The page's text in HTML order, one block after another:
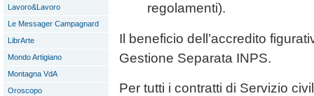
Lavoro&Lavoro
Le Messager Campagnard
LibrArte
Mondo Artigiano
Montagna VdA
Oroscopo
regolamenti).
Il beneficio dell’accredito
Gestione Separata INPS.
Per tutti i contratti di Servizio